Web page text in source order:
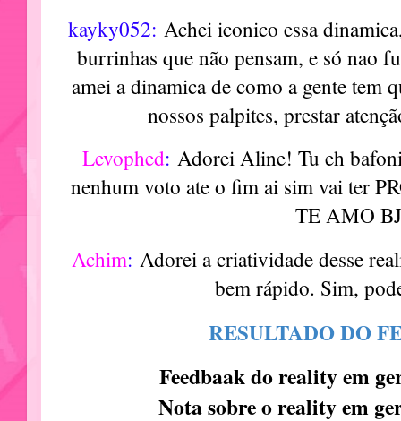
kayky052: Achei iconico essa
burrinhas que não pensam, e só nao
amei a dinamica de como a gente tem
nossos palpites, prestar
Levophed: Adorei Aline! Tu eh
nenhum voto ate o fim ai sim vai ter
TE AMO
Achim: Adorei a criatividade desse
bem rápido. Sim,
RESULTADO DO
Feedbaak do reality em
Nota sobre o reality em